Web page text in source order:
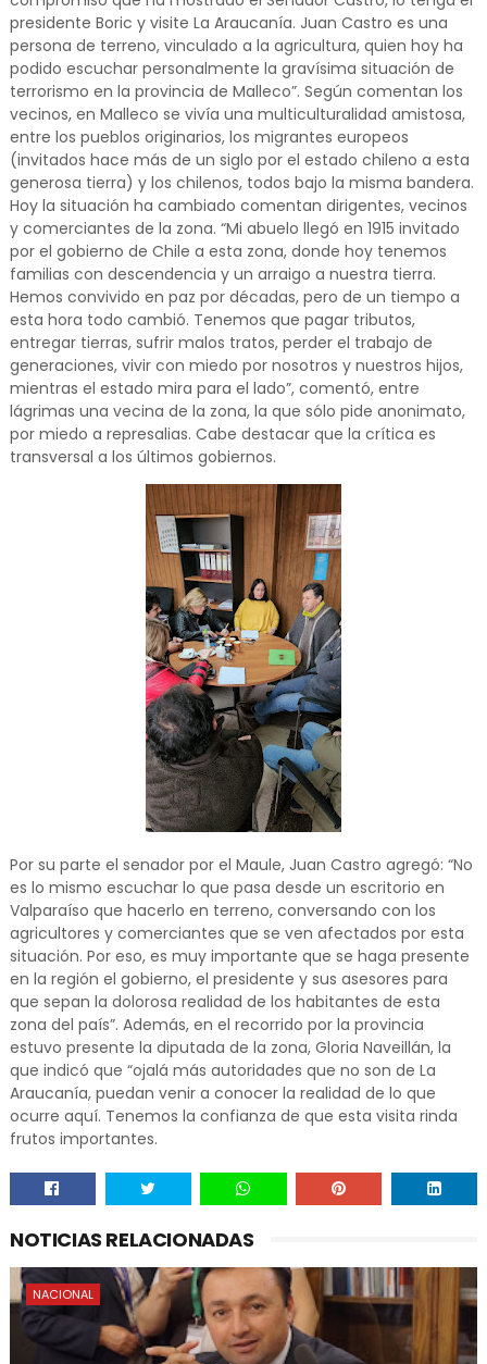
presidente Boric y visite La Araucanía. Juan Castro es una
persona de terreno, vinculado a la agricultura, quien hoy ha
podido escuchar personalmente la gravísima situación de
terrorismo en la provincia de Malleco”. Según comentan los
vecinos, en Malleco se vivía una multiculturalidad amistosa,
entre los pueblos originarios, los migrantes europeos
(invitados hace más de un siglo por el estado chileno a esta
generosa tierra) y los chilenos, todos bajo la misma bandera.
Hoy la situación ha cambiado comentan dirigentes, vecinos
y comerciantes de la zona. “Mi abuelo llegó en 1915 invitado
por el gobierno de Chile a esta zona, donde hoy tenemos
familias con descendencia y un arraigo a nuestra tierra.
Hemos convivido en paz por décadas, pero de un tiempo a
esta hora todo cambió. Tenemos que pagar tributos,
entregar tierras, sufrir malos tratos, perder el trabajo de
generaciones, vivir con miedo por nosotros y nuestros hijos,
mientras el estado mira para el lado”, comentó, entre
lágrimas una vecina de la zona, la que sólo pide anonimato,
por miedo a represalias. Cabe destacar que la crítica es
transversal a los últimos gobiernos.
Por su parte el senador por el Maule, Juan Castro agregó: “No
es lo mismo escuchar lo que pasa desde un escritorio en
Valparaíso que hacerlo en terreno, conversando con los
agricultores y comerciantes que se ven afectados por esta
situación. Por eso, es muy importante que se haga presente
en la región el gobierno, el presidente y sus asesores para
que sepan la dolorosa realidad de los habitantes de esta
zona del país”. Además, en el recorrido por la provincia
estuvo presente la diputada de la zona, Gloria Naveillán, la
que indicó que “ojalá más autoridades que no son de La
Araucanía, puedan venir a conocer la realidad de lo que
ocurre aquí. Tenemos la confianza de que esta visita rinda
frutos importantes.
NOTICIAS RELACIONADAS
NACIONAL